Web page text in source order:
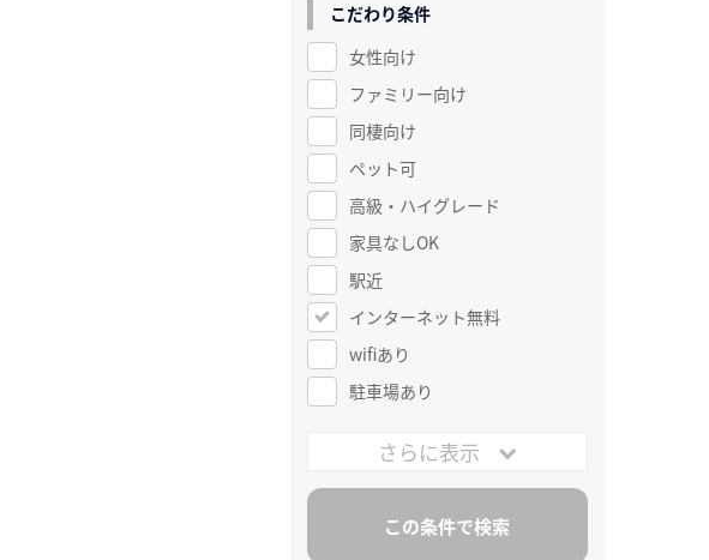
こだわり条件
女性向け
ファミリー向け
同棲向け
ペット可
高級・ハイグレード
家具なしOK
駅近
インターネット無料
wifiあり
駐車場あり
さらに表示